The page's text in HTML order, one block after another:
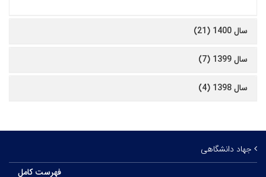
سال 1400 (21)
سال 1399 (7)
سال 1398 (4)
جهاد دانشگاهی
فهرست کامل